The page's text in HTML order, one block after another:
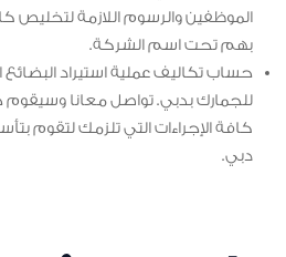
الموظفين والرسوم اللازمة لتخليص
بهم تحت اسم الشركة.
حساب تكاليف عملية استيراد
للجمارك بدبي. تواصل معانا وسيقوم
كافة الإجراءات التي تلزمك لتقوم
دبي.